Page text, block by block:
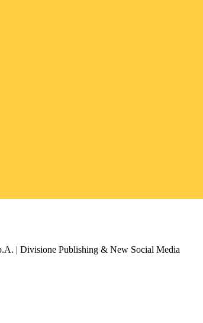
| Divisione Publishing & New Social Media